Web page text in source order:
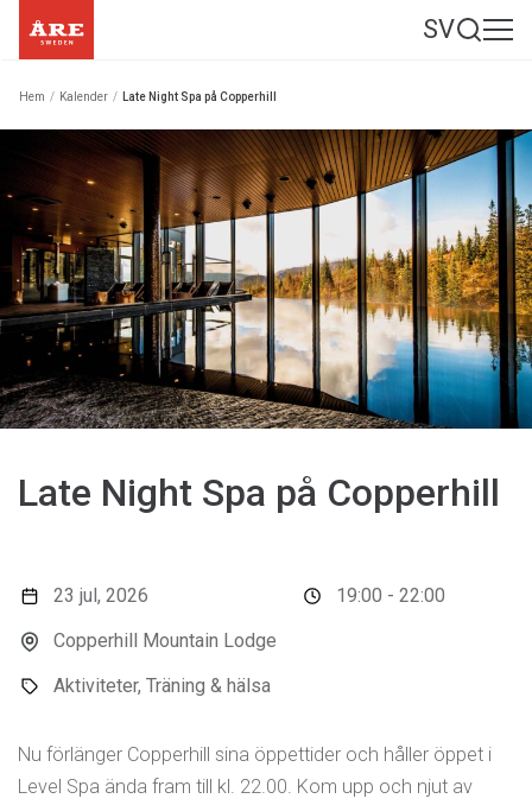
SV
Hem / Kalender / Late Night Spa på Copperhill
Late Night Spa på Copperhill
23 jul, 2026
Copperhill Mountain Lodge
Aktiviteter, Träning & hälsa
19:00 - 22:00
Nu förlänger Copperhill sina öppettider och håller öppet i
Level Spa ända fram till kl. 22.00. Kom upp och njut av